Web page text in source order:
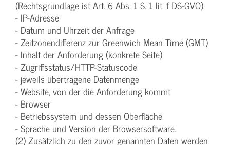
(Rechtsgrundlage ist Art. 6 Abs. 1 S. 1 lit. f DS-GVO):
- IP-Adresse
- Datum und Uhrzeit der Anfrage
- Zeitzonendifferenz zur Greenwich Mean Time (GMT)
- Inhalt der Anforderung (konkrete Seite)
- Zugriffsstatus/HTTP-Statuscode
- jeweils übertragene Datenmenge
- Website, von der die Anforderung kommt
- Browser
- Betriebssystem und dessen Oberfläche
- Sprache und Version der Browsersoftware.
(2) Zusätzlich zu den zuvor genannten Daten werden